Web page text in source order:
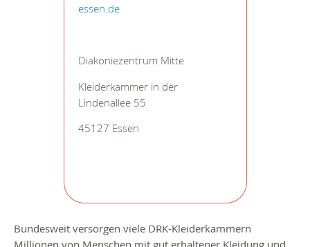
essen.de
Diakoniezentrum Mitte
Kleiderkammer in der
Lindenallee 55
45127 Essen
Bundesweit versorgen viele DRK-Kleiderkammern
Millionen von Menschen mit gut erhaltener Kleidung und